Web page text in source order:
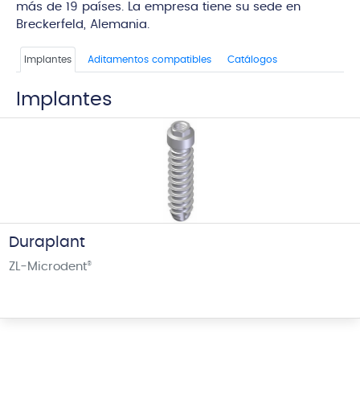
más de 19 países. La empresa tiene su sede en
Breckerfeld, Alemania.
Implantes Aditamentos compatibles Catálogos
Implantes
Duraplant
ZL-Microdent®